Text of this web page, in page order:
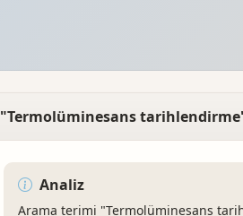
"Termolüminesans
Analiz
Arama terimi "Termolüminesans